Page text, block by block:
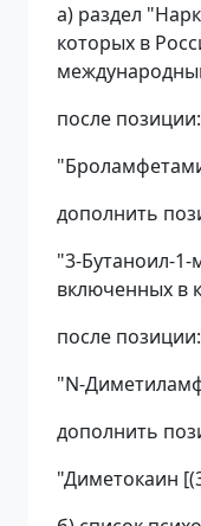
а) раздел
которых в
после позиции:
дополнить
"3-Бутаноил-
включенных в
после позиции:
"N-
дополнить
"Диметокаин